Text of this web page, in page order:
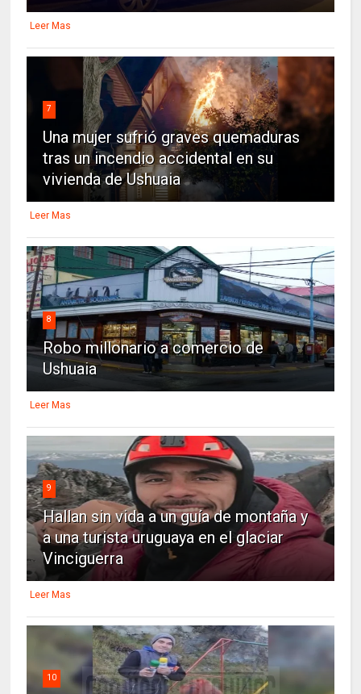
Leer Mas
7
Una mujer sufrió graves quemaduras
tras un incendio accidental en su
vivienda de Ushuaia
Leer Mas
8
Robo millonario a comercio de
Ushuaia
Leer Mas
9
Hallan sin vida a un guía de montaña y
a una turista uruguaya en el glaciar
Vinciguerra
Leer Mas
10